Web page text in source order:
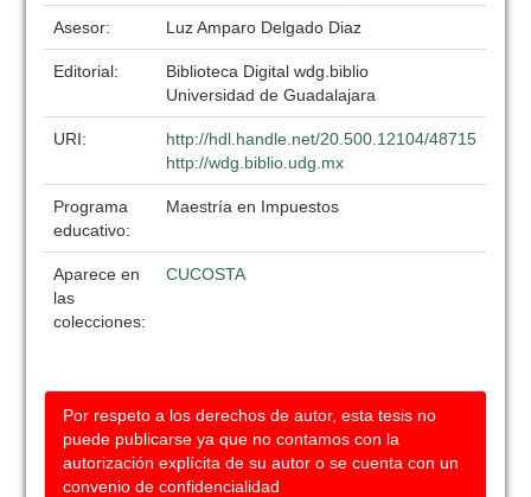
Asesor: Luz Amparo Delgado Diaz
Editorial:
Biblioteca Digital wdg.biblio
Universidad de Guadalajara
URI:
http://hdl.handle.net/20.500.12104/48715
http://wdg.biblio.udg.mx
Programa
educativo:
Maestría en Impuestos
Aparece en
las
colecciones:
CUCOSTA
Por respeto a los derechos de autor, esta tesis no
puede publicarse ya que no contamos con la
autorización explícita de su autor o se cuenta con un
convenio de confidencialidad